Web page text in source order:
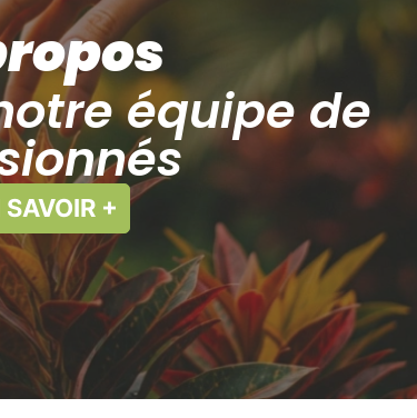
équipe de
SAVOIR +